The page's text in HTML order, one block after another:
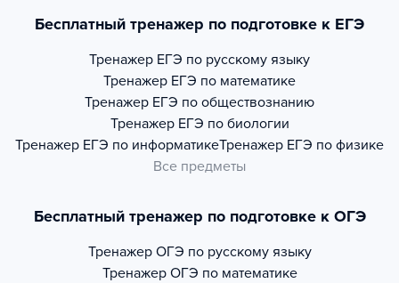
Бесплатный тренажер по подготовке к ЕГЭ
Тренажер ЕГЭ по русскому языку
Тренажер ЕГЭ по математике
Тренажер ЕГЭ по обществознанию
Тренажер ЕГЭ по биологии
Тренажер ЕГЭ по информатикеТренажер ЕГЭ по физике
Все предметы
Бесплатный тренажер по подготовке к ОГЭ
Тренажер ОГЭ по русскому языку
Тренажер ОГЭ по математике